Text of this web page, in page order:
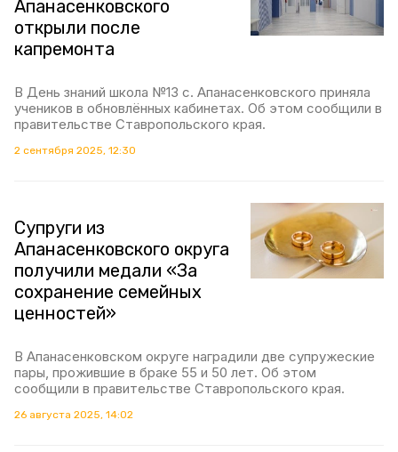
Апанасенковского
открыли после
капремонта
В День знаний школа №13 с. Апанасенковского приняла
учеников в обновлённых кабинетах. Об этом сообщили в
правительстве Ставропольского края.
2 сентября 2025, 12:30
Супруги из
Апанасенковского округа
получили медали «За
сохранение семейных
ценностей»
В Апанасенковском округе наградили две супружеские
пары, прожившие в браке 55 и 50 лет. Об этом
сообщили в правительстве Ставропольского края.
26 августа 2025, 14:02